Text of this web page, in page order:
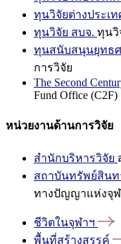
ทุนวิจัยต่างประเท
ทุนวิจัย สบจ. ทุนวิ
ทุนสนับสนุนยุทธศ
การวิจัย
The Second
Fund Office (C2F)
หน่วยงานด้านการวิจัย
สำนักบริหารวิจัย
สถาบันทรัพย์สิน
ทางปัญญาแห่งจุฬ
ชีวิตในจุฬาฯ
พื้นที่สร้างสรรค์